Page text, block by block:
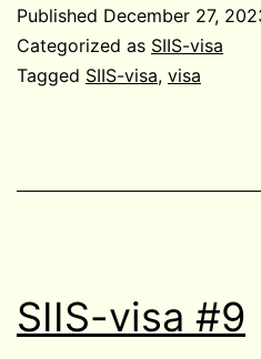
Published December 27,
Categorized as SIIS-visa
Tagged SIIS-visa, visa
SIIS-visa #9